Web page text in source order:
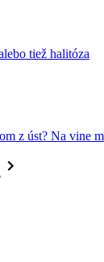
tiež halitóza
z úst? Na vine